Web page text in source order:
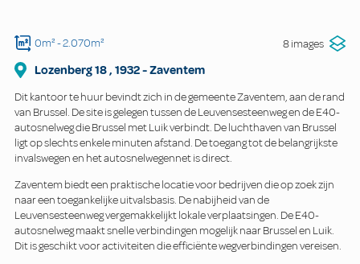
0m²- 2.070m² 8 images
Lozenberg18, 1932-Zaventem
Dit kantoor te huur bevindt zich in de gemeente Zaventem, aan de rand
van Brussel. De site is gelegen tussen de Leuvensesteenweg en de E40-
autosnelweg die Brussel met Luik verbindt. De luchthaven van Brussel
ligt op slechts enkele minuten afstand. De toegang tot de belangrijkste
invalswegen en het autosnelwegennet is direct.
Zaventem biedt een praktische locatie voor bedrijven die op zoek zijn
naar een toegankelijke uitvalsbasis. De nabijheid van de
Leuvensesteenweg vergemakkelijkt lokale verplaatsingen. De E40-
autosnelweg maakt snelle verbindingen mogelijk naar Brussel en Luik.
Dit is geschikt voor activiteiten die efficiënte wegverbindingen vereisen.